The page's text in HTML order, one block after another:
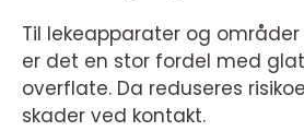
Til lekeapparater og
er det en stor fordel med
overflate. Da reduseres
skader ved kontakt.